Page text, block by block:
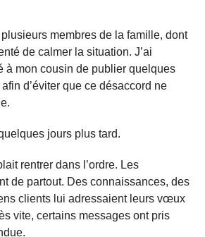
membres de la famille, dont
de calmer la situation. J’ai
à mon cousin de publier quelques
d’éviter que ce désaccord ne
jours plus tard.
rentrer dans l’ordre. Les
de partout. Des connaissances, des
clients lui adressaient leurs vœux
vite, certains messages ont pris